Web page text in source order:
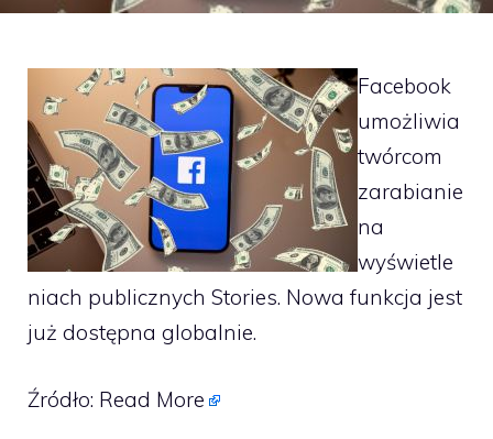
Facebook
umożliwia
twórcom
zarabianie
na
wyświetle
niach publicznych Stories. Nowa funkcja jest
już dostępna globalnie.
Źródło: Read More